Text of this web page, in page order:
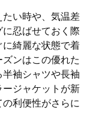
い時や、気温差
忍ばせておく際
綺麗な状態で着
ンはこの優れた
袖シャツや長袖
ージャケットが新
利便性がさらに